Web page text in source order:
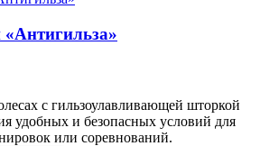
с гильзоулавливающей шторкой
удобных и безопасных условий для
или соревнований.